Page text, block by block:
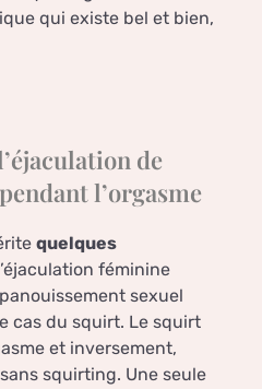
qui existe bel et bien,
de
l’orgasme
quelques
féminine
sexuel
cas du squirt. Le squirt
et inversement,
squirting. Une seule